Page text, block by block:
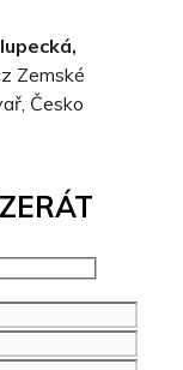
Zemské
Česko